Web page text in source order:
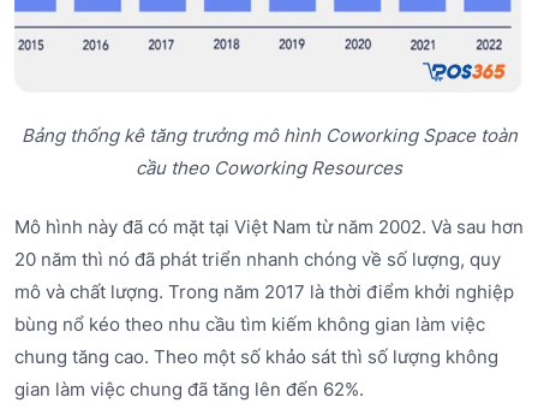
Bảng thống kê tăng trưởng mô hình Coworking Space toàn
cầu theo Coworking Resources
Mô hình này đã có mặt tại Việt Nam từ năm 2002. Và sau hơn
20 năm thì nó đã phát triển nhanh chóng về số lượng, quy
mô và chất lượng. Trong năm 2017 là thời điểm khởi nghiệp
bùng nổ kéo theo nhu cầu tìm kiếm không gian làm việc
chung tăng cao. Theo một số khảo sát thì số lượng không
gian làm việc chung đã tăng lên đến 62%.